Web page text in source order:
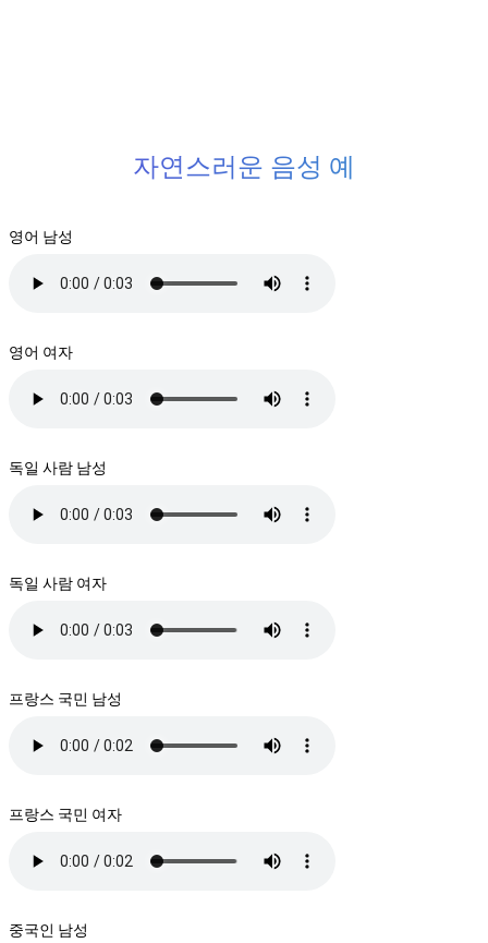
자연스러운 음성 예
영어 남성
영어 여자
독일 사람 남성
독일 사람 여자
프랑스 국민 남성
프랑스 국민 여자
중국인 남성